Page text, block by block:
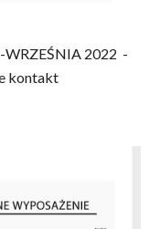
2022 -
kontakt